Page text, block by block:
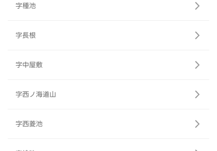
字種池
字長根
字中屋敷
字西ノ海道山
字西菱池